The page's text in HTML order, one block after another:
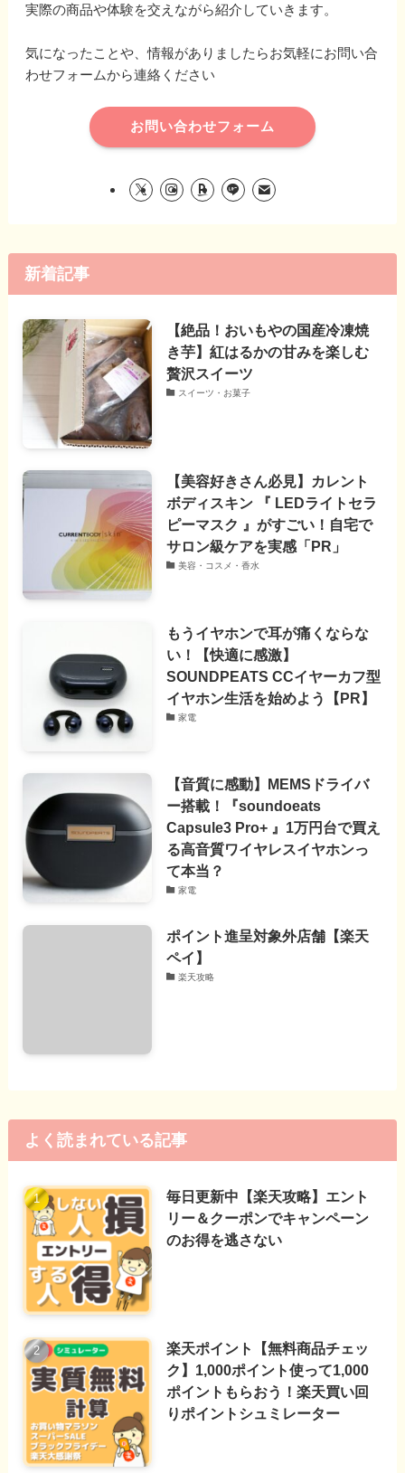
実際の商品や体験を交えながら紹介していきます。
気になったことや、情報がありましたらお気軽にお問い合
わせフォームから連絡ください
お問い合わせフォーム
新着記事
【絶品！おいもやの国産冷凍焼
き芋】紅はるかの甘みを楽しむ
贅沢スイーツ
スイーツ・お菓子
【美容好きさん必見】カレント
ボディスキン 『 LEDライトセラ
ピーマスク 』がすごい！自宅で
サロン級ケアを実感「PR」
美容・コスメ・香水
もうイヤホンで耳が痛くならな
い！【快適に感激】
SOUNDPEATS CCイヤーカフ型
イヤホン生活を始めよう【PR】
家電
【音質に感動】MEMSドライバ
ー搭載！『soundoeats
Capsule3 Pro+ 』1万円台で買え
る高音質ワイヤレスイヤホンっ
て本当？
家電
ポイント進呈対象外店舗【楽天
ペイ】
楽天攻略
よく読まれている記事
毎日更新中【楽天攻略】エント
リー＆クーポンでキャンペーン
のお得を逃さない
楽天ポイント【無料商品チェッ
ク】1,000ポイント使って1,000
ポイントもらおう！楽天買い回
りポイントシュミレーター